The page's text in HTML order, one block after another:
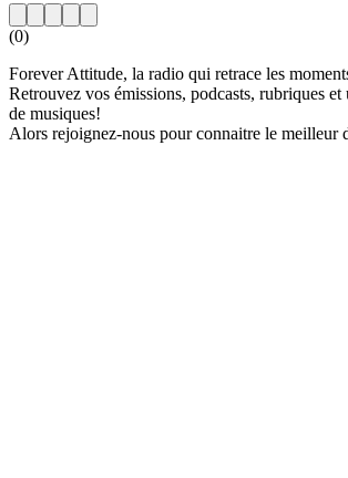
(0)
Forever Attitude, la radio qui retrace les
Retrouvez vos émissions, podcasts, rubriques
de musiques!
Alors rejoignez-nous pour connaitre le meilleur